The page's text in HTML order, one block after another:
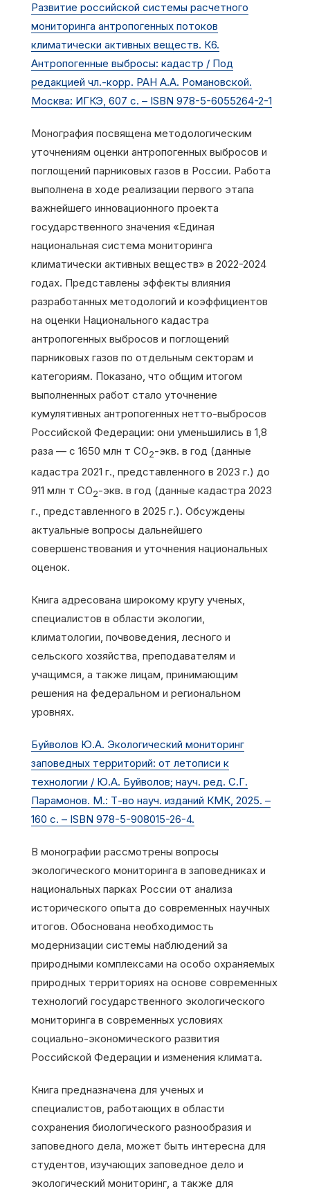
Развитие российской системы расчетного
мониторинга антропогенных потоков
климатически активных веществ. К6.
Антропогенные выбросы: кадастр / Под
редакцией чл.-корр. РАН А.А. Романовской.
Москва: ИГКЭ, 607 с. – ISBN 978-5-6055264-2-1
Монография посвящена методологическим
уточнениям оценки антропогенных выбросов и
поглощений парниковых газов в России. Работа
выполнена в ходе реализации первого этапа
важнейшего инновационного проекта
государственного значения «Единая
национальная система мониторинга
климатически активных веществ» в 2022-2024
годах. Представлены эффекты влияния
разработанных методологий и коэффициентов
на оценки Национального кадастра
антропогенных выбросов и поглощений
парниковых газов по отдельным секторам и
категориям. Показано, что общим итогом
выполненных работ стало уточнение
кумулятивных антропогенных нетто-выбросов
Российской Федерации: они уменьшились в 1,8
раза — с 1650 млн т СО2-экв. в год (данные
кадастра 2021 г., представленного в 2023 г.) до
911 млн т СО2-экв. в год (данные кадастра 2023
г., представленного в 2025 г.). Обсуждены
актуальные вопросы дальнейшего
совершенствования и уточнения национальных
оценок.
Книга адресована широкому кругу ученых,
специалистов в области экологии,
климатологии, почвоведения, лесного и
сельского хозяйства, преподавателям и
учащимся, а также лицам, принимающим
решения на федеральном и региональном
уровнях.
Буйволов Ю.А. Экологический мониторинг
заповедных территорий: от летописи к
технологии / Ю.А. Буйволов; науч. ред. С.Г.
Парамонов. М.: Т-во науч. изданий КМК, 2025. –
160 с. – ISBN 978-5-908015-26-4.
В монографии рассмотрены вопросы
экологического мониторинга в заповедниках и
национальных парках России от анализа
исторического опыта до современных научных
итогов. Обоснована необходимость
модернизации системы наблюдений за
природными комплексами на особо охраняемых
природных территориях на основе современных
технологий государственного экологического
мониторинга в современных условиях
социально-экономического развития
Российской Федерации и изменения климата.
Книга предназначена для ученых и
специалистов, работающих в области
сохранения биологического разнообразия и
заповедного дела, может быть интересна для
студентов, изучающих заповедное дело и
экологический мониторинг, а также для